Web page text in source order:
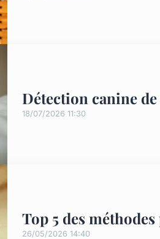
Détection canine
18/07/2026 11:30
Top 5 des
26/05/2026 14:40